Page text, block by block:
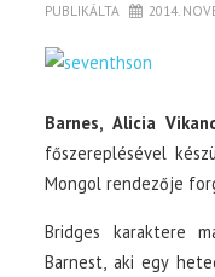
PUBLIKÁLTA 2014.
Barnes, Alicia
főszereplésével
Mongol rendezője
Bridges karaktere
Barnest, aki egy